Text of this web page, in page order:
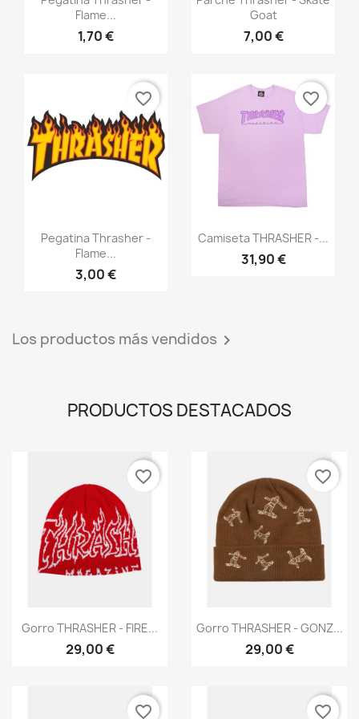
Flame...
1,70 €
Goat
7,00 €
Vista rápida
Pegatina Thrasher -
Flame...
3,00 €
favorite_border
Vista rápida
Camiseta THRASHER -...
31,90 €
favorite_border
Los productos más vendidos 
PRODUCTOS DESTACADOS
Vista rápida
Gorro THRASHER - FIRE...
29,00 €
favorite_border
Vista rápida
Gorro THRASHER - GONZ...
29,00 €
favorite_border
favorite_border favorite_border